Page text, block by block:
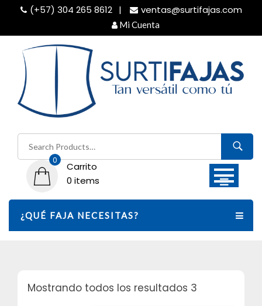
content
(+57) 304 265 8612 ventas@surtifajas.com
Mi Cuenta
Buscar
por:
0
Carrito
0 items
¿QUÉ FAJA NECESITAS?
Mostrando todos los resultados 3